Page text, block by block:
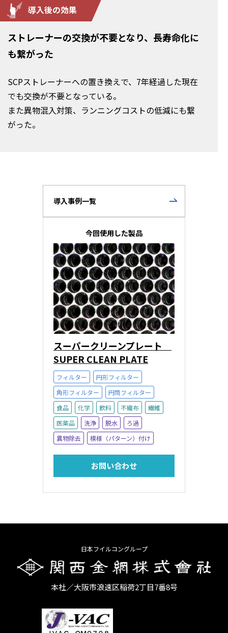
導入後の効果
ストレーナーの交換が不要となり、長寿命化に
も繋がった
SCPストレーナーへの置き換えで、7年経過した現在
でも交換が不要となっている。
また異物混入対策、ランニングコストの低減にも繋
がった。
導入事例一覧
今回使用した製品
スーパークリーンプレート
SUPER CLEAN PLATE
フィルター
円形フィルター
角形フィルター
円筒フィルター
食品
化学 飲料 不織布
繊維
医薬品
洗浄 脱水
ろ過
異物除去
模様（パターン）付け
お問い合わせ
日本フイルコングループ
本社／大阪市浪速区稲荷2丁目7番8号